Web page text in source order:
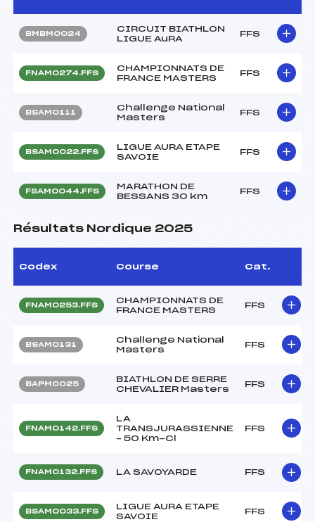
BMBM0024
CIRCUIT BIATHLON
LIGUE AuRA
FFS
FNAM0274.FFS
CHAMPIONNATS DE
FRANCE MASTERS
FFS
BSAM0111
Challenge National
Masters
FFS
BSAM0022.FFS
LIGUE AURA ETAPE
SAVOIE
FFS
FSAM0044.FFS
MARATHON DE
BESSANS 30 km
FFS
Résultats Nordique 2025
Codex Course Cat.
FNAM0253.FFS
CHAMPIONNATS DE
FRANCE MASTERS
FFS
BSAM0131
Challenge National
Masters
FFS
BAPM0025
BIATHLON DE SERRE
CHEVALIER Masters
FFS
FNAM0142.FFS
LA
TRANSJURASSIENNE
– 50 Km-Cl
FFS
FNAM0132.FFS LA SAVOYARDE FFS
BSAM0033.FFS
LIGUE AURA ETAPE
SAVOIE
FFS